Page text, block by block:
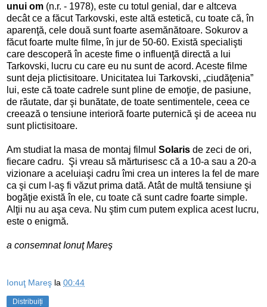
unui om (n.r. - 1978), este cu totul genial, dar e altceva
decât ce a făcut Tarkovski, este altă estetică, cu toate că, în
aparenţă, cele două sunt foarte asemănătoare. Sokurov a
făcut foarte multe filme, în jur de 50-60. Există specialişti
care descoperă în aceste fime o influenţă directă a lui
Tarkovski, lucru cu care eu nu sunt de acord. Aceste filme
sunt deja plictisitoare. Unicitatea lui Tarkovski, „ciudăţenia”
lui, este că toate cadrele sunt pline de emoţie, de pasiune,
de răutate, dar şi bunătate, de toate sentimentele, ceea ce
creează o tensiune interioră foarte puternică şi de aceea nu
sunt plictisitoare.
Am studiat la masa de montaj filmul Solaris de zeci de ori,
fiecare cadru. Şi vreau să mărturisesc că a 10-a sau a 20-a
vizionare a aceluiaşi cadru îmi crea un interes la fel de mare
ca şi cum l-aş fi văzut prima dată. Atât de multă tensiune şi
bogăţie există în ele, cu toate că sunt cadre foarte simple.
Alţii nu au aşa ceva. Nu ştim cum putem explica acest lucru,
este o enigmă.
a consemnat Ionuţ Mareş
Ionuţ Mareş la 00:44
Distribuiți